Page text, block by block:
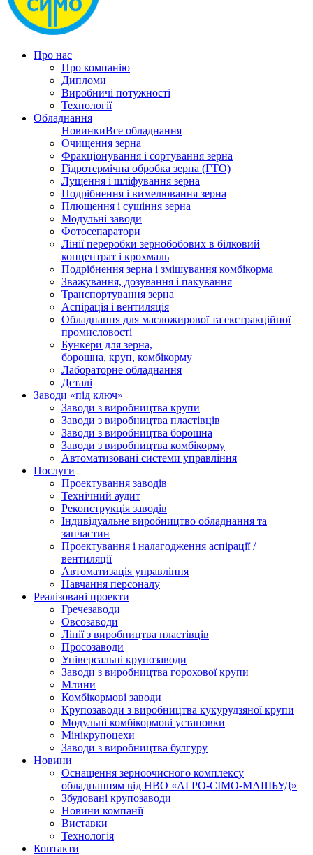
Про нас
Про компанію
Дипломи
Виробничі потужності
Технології
Обладнання
НовинкиВсе обладнання
Очищення зерна
Фракціонування і сортування зерна
Гідротермічна обробка зерна (ГТО)
Лущення і шліфування зерна
Подрібнення і вимелювання зерна
Плющення і сушіння зерна
Модульні заводи
Фотосепаратори
Лінії переробки зернобобових в білковий
концентрат і крохмаль
Подрібнення зерна і змішування комбікорма
Зважування, дозування і пакування
Транспортування зерна
Аспірація і вентиляція
Обладнання для масложирової та екстракційної
промисловості
Бункери для зерна,
борошна, круп, комбікорму
Лабораторне обладнання
Деталі
Заводи «під ключ»
Заводи з виробництва крупи
Заводи з виробництва пластівців
Заводи з виробництва борошна
Заводи з виробництва комбікорму
Автоматизовані системи управління
Послуги
Проектування заводів
Технічний аудит
Реконструкція заводів
Індивідуальне виробництво обладнання та
запчастин
Проектування і налагодження аспірації /
вентиляції
Автоматизація управління
Навчання персоналу
Реалізовані проекти
Гречезаводи
Овсозаводи
Лінії з виробництва пластівців
Просозаводи
Універсальні крупозаводи
Заводи з виробництва горохової крупи
Млини
Комбікормові заводи
Крупозаводи з виробництва кукурудзяної крупи
Модульні комбікормові установки
Мінікрупоцехи
Заводи з виробництва булгуру
Новини
Оснащення зерноочисного комплексу
обладнанням від НВО «АГРО-СІМО-МАШБУД»
Збудовані крупозаводи
Новини компанії
Виставки
Технологія
Контакти